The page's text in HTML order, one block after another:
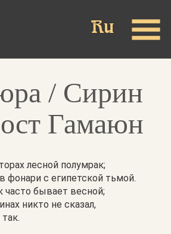
/ Сирин
Гамаюн
лесной полумрак;
с египетской тьмой.
часто бывает весной;
никто не сказал,